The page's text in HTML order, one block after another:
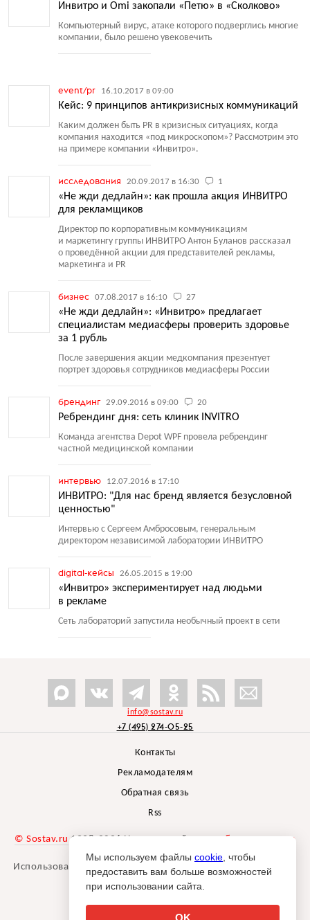
Инвитро и Omi закопали «Петю» в «Сколково»
Компьютерный вирус, атаке которого подверглись многие
компании, было решено увековечить
event/pr 16.10.2017 в 09:00
Кейс: 9 принципов антикризисных коммуникаций
Каким должен быть PR в кризисных ситуациях, когда
компания находится «под микроскопом»? Рассмотрим это
на примере компании «Инвитро».
исследования 20.09.2017 в 16:30 1
«Не жди дедлайн»: как прошла акция ИНВИТРО
для рекламщиков
Директор по корпоративным коммуникациям
и маркетингу группы ИНВИТРО Антон Буланов рассказал
о проведённой акции для представителей рекламы,
маркетинга и PR
бизнес 07.08.2017 в 16:10 27
«Не жди дедлайн»: «Инвитро» предлагает
специалистам медиасферы проверить здоровье
за 1 рубль
После завершения акции медкомпания презентует
портрет здоровья сотрудников медиасферы России
брендинг 29.09.2016 в 09:00 20
Ребрендинг дня: сеть клиник INVITRO
Команда агентства Depot WPF провела ребрендинг
частной медицинской компании
интервью 12.07.2016 в 17:10
ИНВИТРО: "Для нас бренд является безусловной
ценностью"
Интервью с Сергеем Амбросовым, генеральным
директором независимой лаборатории ИНВИТРО
digital-кейсы 26.05.2015 в 19:00
«Инвитро» экспериментирует над людьми
в рекламе
Сеть лабораторий запустила необычный проект в сети
info@sostav.ru
+7 (495) 274-05-25
Контакты
Рекламодателям
Обратная связь
Rss
© Sostav.ru 1998-2026 Независимый проектбрендингового
агентства Depot
Использование материалов Sostav.ru допустимо только при
указании источника.
Мы используем файлы cookie , чтобы
предоставить вам больше возможностей
при использовании сайта.
OK